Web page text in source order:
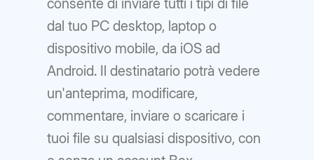
consente di inviare tutti i tipi di file
dal tuo PC desktop, laptop o
dispositivo mobile, da iOS ad
Android. Il destinatario potrà vedere
un'anteprima, modificare,
commentare, inviare o scaricare i
tuoi file su qualsiasi dispositivo, con